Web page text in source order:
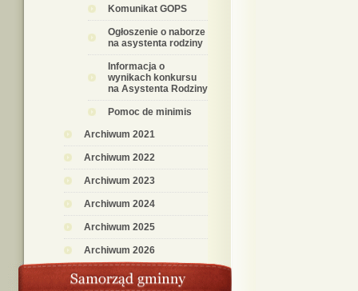
Komunikat GOPS
Ogłoszenie o naborze
na asystenta rodziny
Informacja o
wynikach konkursu
na Asystenta Rodziny
Pomoc de minimis
Archiwum 2021
Archiwum 2022
Archiwum 2023
Archiwum 2024
Archiwum 2025
Archiwum 2026